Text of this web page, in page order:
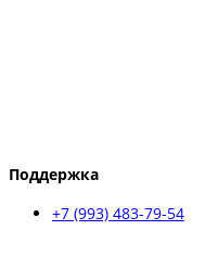
Поддержка
+7 (993) 483-79-54